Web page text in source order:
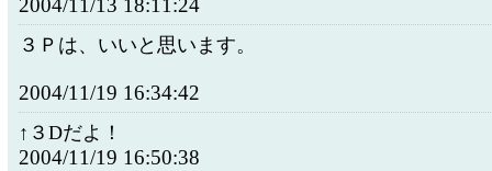
2004/11/13 18:11:24
３Ｐは、いいと思います。
2004/11/19 16:34:42
↑３Dだよ！
2004/11/19 16:50:38